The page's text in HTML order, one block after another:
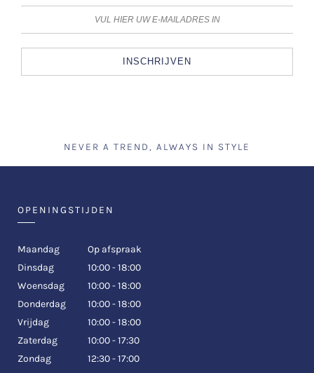
INSCHRIJVEN
NEVER A TREND, ALWAYS IN STYLE
OPENINGSTIJDEN
Maandag
Op afspraak
Dinsdag
10:00 - 18:00
Woensdag
10:00 - 18:00
Donderdag
10:00 - 18:00
Vrijdag
10:00 - 18:00
Zaterdag
10:00 - 17:30
Zondag
12:30 - 17:00